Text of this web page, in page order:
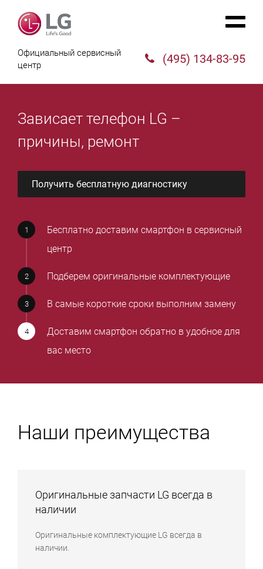
Официальный сервисный
центр
(495) 134-83-95
Зависает телефон LG –
причины, ремонт
Получить бесплатную диагностику
Бесплатно доставим смартфон в сервисный
центр
Подберем оригинальные комплектующие
В самые короткие сроки выполним замену
Доставим смартфон обратно в удобное для
вас место
Наши преимущества
Оригинальные запчасти LG всегда в
наличии
Оригинальные комплектующие LG всегда в
наличии.